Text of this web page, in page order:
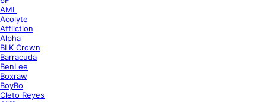
AML
Acolyte
Affliction
Alpha
BLK Crown
Barracuda
BenLee
Boxraw
BoyBo
Cleto Reyes